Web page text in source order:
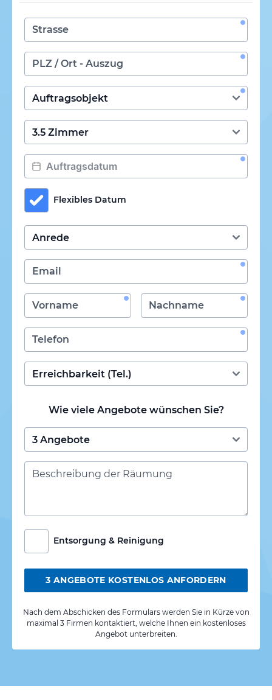
Flexibles Datum
Wie viele Angebote wünschen Sie?
Entsorgung & Reinigung
3 ANGEBOTE KOSTENLOS ANFORDERN
Nach dem Abschicken des Formulars werden Sie in Kürze von
maximal 3 Firmen kontaktiert, welche Ihnen ein kostenloses
Angebot unterbreiten.